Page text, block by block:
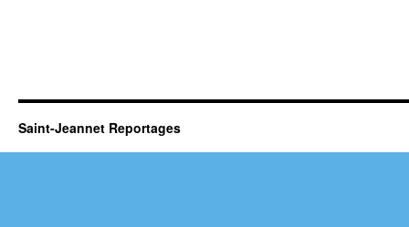
Saint-Jeannet Reportages